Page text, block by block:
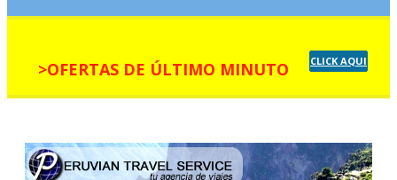
>OFERTAS DE ÚLTIMO MINUTO CLICK AQUI